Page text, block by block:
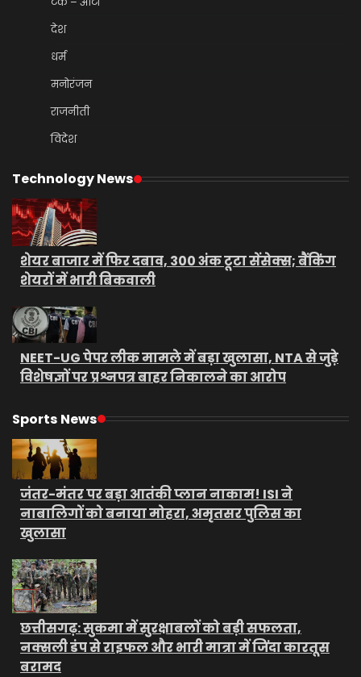
देश
धर्म
मनोरंजन
राजनीती
विदेश
Technology News
शेयर बाजार में फिर दबाव, 300 अंक टूटा सेंसेक्स; बैंकिंग
शेयरों में भारी बिकवाली
NEET-UG पेपर लीक मामले में बड़ा खुलासा, NTA से जुड़े
विशेषज्ञों पर प्रश्नपत्र बाहर निकालने का आरोप
Sports News
जंतर-मंतर पर बड़ा आतंकी प्लान नाकाम! ISI ने
नाबालिगों को बनाया मोहरा, अमृतसर पुलिस का
खुलासा
छत्तीसगढ़: सुकमा में सुरक्षाबलों को बड़ी सफलता,
नक्सली डंप से राइफल और भारी मात्रा में जिंदा कारतूस
बरामद